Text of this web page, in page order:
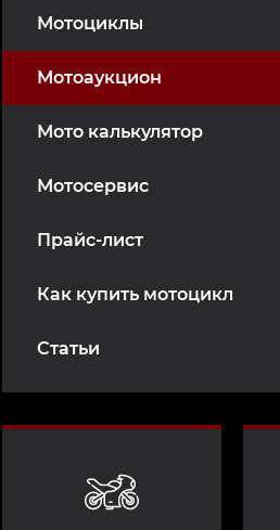
Мотоциклы
Мотоаукцион
Мото калькулятор
Мотосервис
Прайс-лист
Как купить мотоцикл
Статьи